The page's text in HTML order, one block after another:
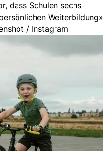
dass Schulen sechs
Weiterbildung»
/ Instagram